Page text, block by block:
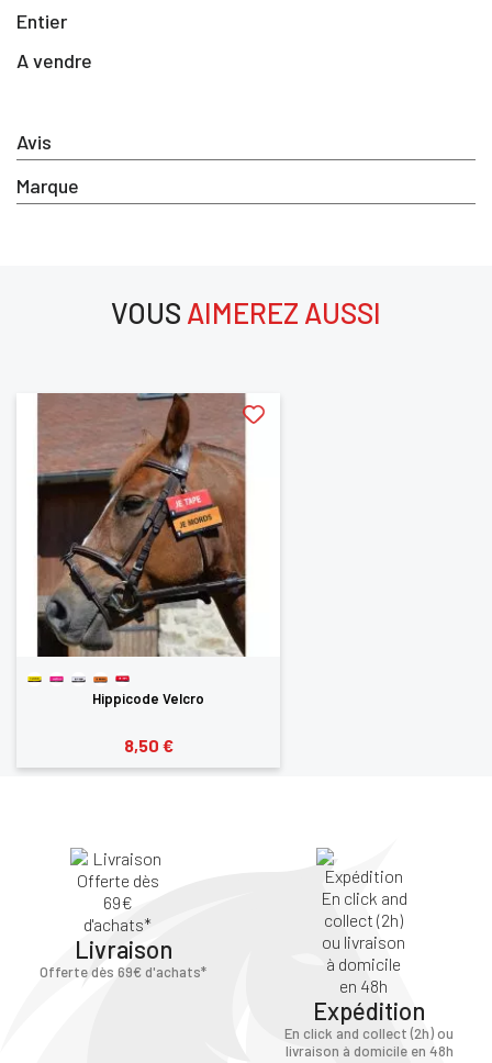
Avis
Marque
Entier
A vendre
VOUS AIMEREZ AUSSI
Hippicode Velcro
8,50 €
Livraison
Offerte dès 69€ d'achats*
Expédition
En click and collect (2h) ou
livraison à domicile en 48h
produits dans votre liste d'envie
SE
CONNECTER